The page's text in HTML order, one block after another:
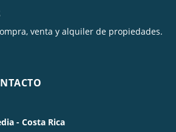
venta y alquiler de propiedades.
- Costa Rica